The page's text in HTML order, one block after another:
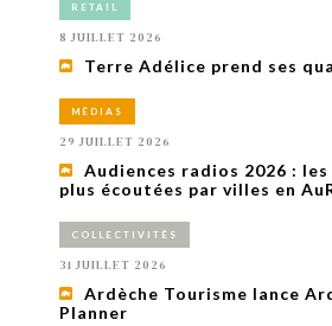
RETAIL
8 JUILLET 2026
Terre Adélice prend ses
MÉDIAS
29 JUILLET 2026
Audiences radios 2026 :
plus écoutées par villes en
COLLECTIVITÉS
31 JUILLET 2026
Ardèche Tourisme lance
Planner